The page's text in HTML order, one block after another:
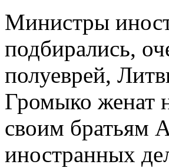
Министры
подбирались,
полуеврей,
Громыко женат
своим братьям
иностранных